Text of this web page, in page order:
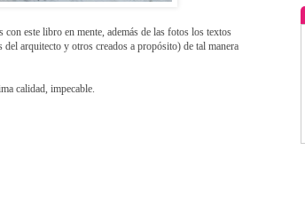
este libro en mente, además de las fotos los textos
arquitecto y otros creados a propósito) de tal manera
calidad, impecable.